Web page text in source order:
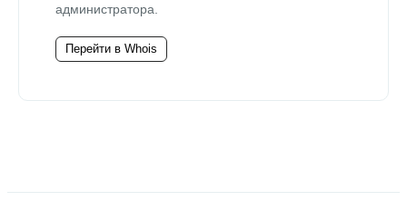
администратора.
Перейти в Whois